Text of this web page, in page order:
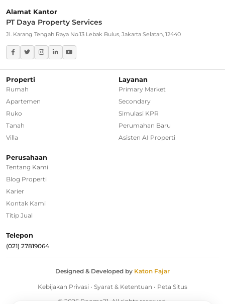
Greater Jakarta
Rumah Dijual di Bekasi
Rumah Dijual di Tangerang Selatan
Rumah Dijual di Depok
Regional Agencies
Bandung
Bali
Alamat Kantor
PT Daya Property Services
Jl. Karang Tengah Raya No.13 Lebak Bulus, Jakarta Selatan, 12440
Properti
Rumah
Apartemen
Ruko
Tanah
Villa
Layanan
Primary Market
Secondary
Simulasi KPR
Perumahan Baru
Asisten AI Properti
Perusahaan
Tentang Kami
Blog Properti
Karier
Kontak Kami
Titip Jual
Telepon
(021) 27819064
Designed & Developed by Katon Fajar
Kebijakan Privasi • Syarat & Ketentuan • Peta Situs
© 2026 Rooma21. All rights reserved.